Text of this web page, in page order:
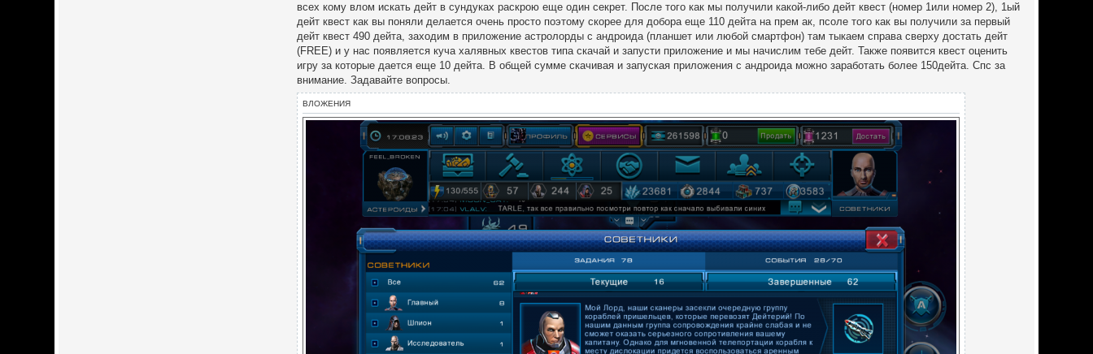
всех кому влом искать дейт в сундуках раскрою еще один секрет. После того как мы получили какой-либо дейт квест (номер 1или номер 2), 1ый
дейт квест как вы поняли делается очень просто поэтому скорее для добора еще 110 дейта на прем ак, псоле того как вы получили за первый
дейт квест 490 дейта, заходим в приложение астролорды с андроида (планшет или любой смартфон) там тыкаем справа сверху достать дейт
(FREE) и у нас появляется куча халявных квестов типа скачай и запусти приложение и мы начислим тебе дейт. Также появится квест оценить
игру за которые дается еще 10 дейта. В общей сумме скачивая и запуская приложения с андроида можно заработать более 150дейта. Спс за
внимание. Задавайте вопросы.
ВЛОЖЕНИЯ